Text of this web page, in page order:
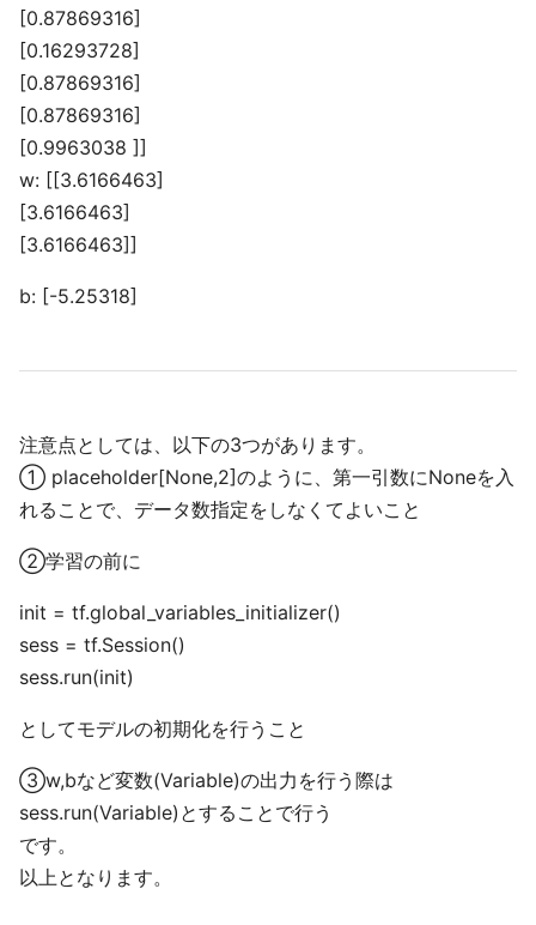
[0.87869316]
[0.16293728]
[0.87869316]
[0.87869316]
[0.9963038 ]]
w: [[3.6166463]
[3.6166463]
[3.6166463]]
b: [-5.25318]
注意点としては、以下の3つがあります。
① placeholder[None,2]のように、第一引数にNoneを入
れることで、データ数指定をしなくてよいこと
②学習の前に
init = tf.global_variables_initializer()
sess = tf.Session()
sess.run(init)
としてモデルの初期化を行うこと
③w,bなど変数(Variable)の出力を行う際は
sess.run(Variable)とすることで行う
です。
以上となります。